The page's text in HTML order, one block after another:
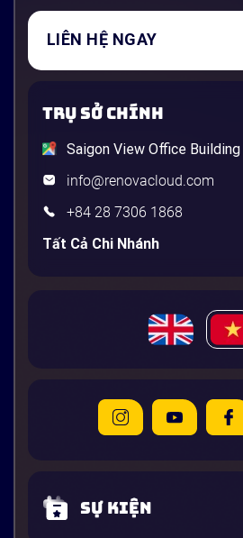
LIÊN HỆ NGAY
TRỤ SỞ CHÍNH
Saigon View Office Building
info@renovacloud.com
+84 28 7306 1868
Tất Cả Chi Nhánh
Sự kiện